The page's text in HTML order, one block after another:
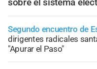
Segundo encuentro de
dirigentes radicales
"Apurar el Paso"